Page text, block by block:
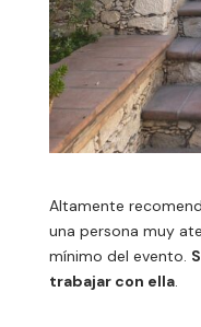
Altamente
una persona muy
mínimo del evento.
trabajar con ella.